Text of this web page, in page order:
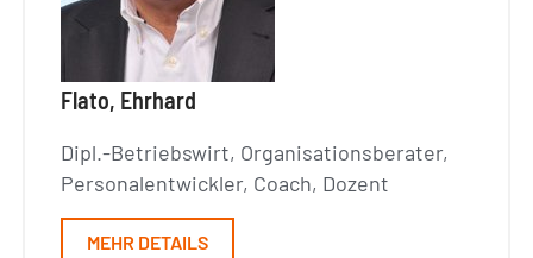
Flato, Ehrhard
Dipl.-Betriebswirt, Organisationsberater,
Personalentwickler, Coach, Dozent
MEHR DETAILS